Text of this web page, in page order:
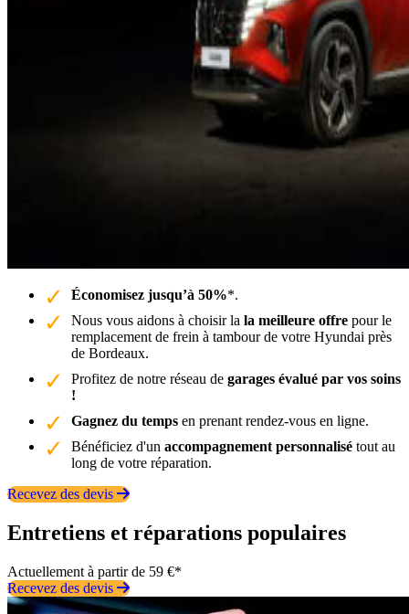
Économisez jusqu’à 50%*.
Nous vous aidons à choisir la la meilleure offre pour le
remplacement de frein à tambour de votre Hyundai près
de Bordeaux.
Profitez de notre réseau de garages évalué par vos soins
!
Gagnez du temps en prenant rendez-vous en ligne.
Bénéficiez d'un accompagnement personnalisé tout au
long de votre réparation.
Recevez des devis
Entretiens et réparations populaires
Actuellement à partir de 59 €*
Recevez des devis